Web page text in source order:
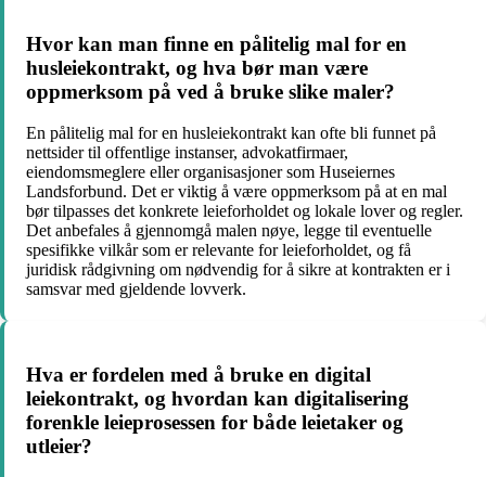
Hvor kan man finne en pålitelig mal for en
husleiekontrakt, og hva bør man være
oppmerksom på ved å bruke slike maler?
En pålitelig mal for en husleiekontrakt kan ofte bli funnet på
nettsider til offentlige instanser, advokatfirmaer,
eiendomsmeglere eller organisasjoner som Huseiernes
Landsforbund. Det er viktig å være oppmerksom på at en mal
bør tilpasses det konkrete leieforholdet og lokale lover og regler.
Det anbefales å gjennomgå malen nøye, legge til eventuelle
spesifikke vilkår som er relevante for leieforholdet, og få
juridisk rådgivning om nødvendig for å sikre at kontrakten er i
samsvar med gjeldende lovverk.
Hva er fordelen med å bruke en digital
leiekontrakt, og hvordan kan digitalisering
forenkle leieprosessen for både leietaker og
utleier?